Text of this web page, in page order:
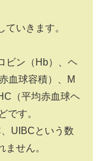
いきます。
ビン（Hb）、ヘ
血球容積）、M
（平均赤血球ヘ
です。
UIBCという数
せん。